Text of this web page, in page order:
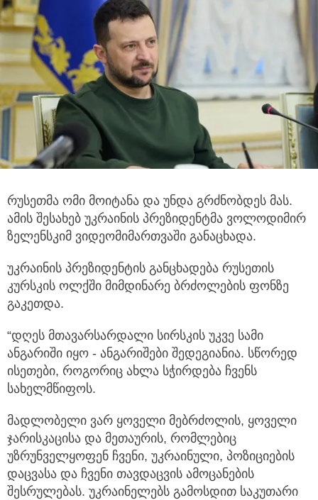
რუსეთმა ომი მოიტანა და უნდა გრძნობდეს მას.
ამის შესახებ უკრაინის პრეზიდენტმა ვოლოდიმირ
ზელენსკიმ ვიდეომიმართვაში განაცხადა.
უკრაინის პრეზიდენტის განცხადება რუსეთის
კურსკის ოლქში მიმდინარე ბრძოლების ფონზე
გაკეთდა.
“დღეს მთავარსარდალი სირსკის უკვე სამი
ანგარიში იყო - ანგარიშები შედეგიანია. სწორედ
ისეთები, როგორიც ახლა სჭირდება ჩვენს
სახელმწიფოს.
მადლობელი ვარ ყოველი მებრძოლის, ყოველი
ჯარისკაცისა და მეთაურის, რომლებიც
უზრუნველყოფენ ჩვენი, უკრაინული, პოზიციების
დაცვასა და ჩვენი თავდაცვის ამოცანების
შესრულებას. უკრაინელებს გამოსდით საკუთარი